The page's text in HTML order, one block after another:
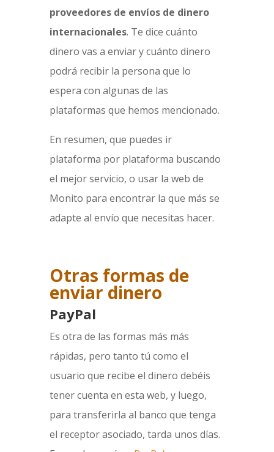
proveedores de envíos de dinero
internacionales. Te dice cuánto
dinero vas a enviar y cuánto dinero
podrá recibir la persona que lo
espera con algunas de las
plataformas que hemos mencionado.
En resumen, que puedes ir
plataforma por plataforma buscando
el mejor servicio, o usar la web de
Monito para encontrar la que más se
adapte al envío que necesitas hacer.
Otras formas de
enviar dinero
PayPal
Es otra de las formas más más
rápidas, pero tanto tú como el
usuario que recibe el dinero debéis
tener cuenta en esta web, y luego,
para transferirla al banco que tenga
el receptor asociado, tarda unos días.